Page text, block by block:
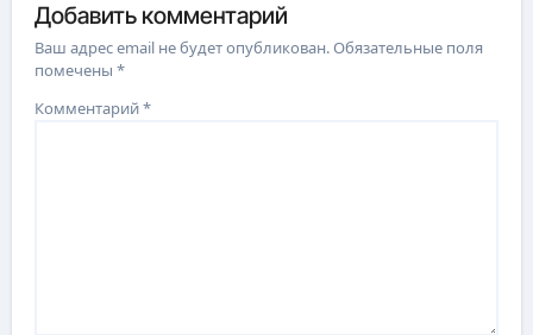
Добавить комментарий
Ваш адрес email не будет опубликован.Обязательные поля
помечены*
Комментарий*